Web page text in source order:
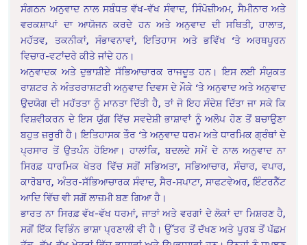
ਸੰਗਠਨ ਅਨੁਵਾਦ ਨਾਲ ਸਬੰਧਤ ਵੱਖ-ਵੱਖ ਸੰਵਾਦ, ਸਿੰਪੋਜ਼ੀਅਮ, ਸੈਮੀਨਾਰ ਅਤੇ
ਵਰਕਸ਼ਾਪਾਂ ਦਾ ਆਯੋਜਨ ਕਰਦੇ ਹਨ ਅਤੇ ਅਨੁਵਾਦ ਦੀ ਸਥਿਤੀ, ਹਾਲਾਤ,
ਮਹੱਤਵ, ਤਕਨੀਕਾਂ, ਸੰਭਾਵਨਾਵਾਂ, ਇਤਿਹਾਸ ਅਤੇ ਭਵਿੱਖ ‘ਤੇ ਅਰਥਪੂਰਨ
ਵਿਚਾਰ-ਵਟਾਂਦਰੇ ਕੀਤੇ ਜਾਂਦੇ ਹਨ।
ਅਨੁਵਾਦਕ ਅਤੇ ਦੁਭਾਸ਼ੀਏ ਸੱਭਿਆਚਾਰਕ ਰਾਜਦੂਤ ਹਨ। ਇਸ ਲਈ ਸੰਯੁਕਤ
ਰਾਸ਼ਟਰ ਨੇ ਅੰਤਰਰਾਸ਼ਟਰੀ ਅਨੁਵਾਦ ਦਿਵਸ ਦੇ ਮੌਕੇ ‘ਤੇ ਅਨੁਵਾਦ ਅਤੇ ਅਨੁਵਾਦ
ਉਦਯੋਗ ਦੀ ਮਹੱਤਤਾ ਨੂੰ ਮਾਨਤਾ ਦਿੱਤੀ ਹੈ, ਤਾਂ ਜੋ ਇਹ ਸੰਦੇਸ਼ ਦਿੱਤਾ ਜਾ ਸਕੇ ਕਿ
ਵਿਸ਼ਵੀਕਰਨ ਦੇ ਇਸ ਯੁੱਗ ਵਿੱਚ ਸਵਦੇਸ਼ੀ ਭਾਸ਼ਾਵਾਂ ਨੂੰ ਅਲੋਪ ਹੋਣ ਤੋਂ ਬਚਾਉਣਾ
ਬਹੁਤ ਜ਼ਰੂਰੀ ਹੈ। ਇਤਿਹਾਸਕ ਤੌਰ ‘ਤੇ ਅਨੁਵਾਦ ਧਰਮ ਅਤੇ ਧਾਰਮਿਕ ਗ੍ਰੰਥਾਂ ਦੇ
ਪ੍ਰਸਾਰ ਤੋਂ ਉਤਪੰਨ ਹੋਇਆ। ਹਾਲਾਂਕਿ, ਬਦਲਦੇ ਸਮੇਂ ਦੇ ਨਾਲ ਅਨੁਵਾਦ ਨਾ
ਸਿਰਫ਼ ਧਾਰਮਿਕ ਖੇਤਰ ਵਿੱਚ ਸਗੋਂ ਸਭਿਅਤਾ, ਸਭਿਆਚਾਰ, ਸੰਚਾਰ, ਵਪਾਰ,
ਕਾਰੋਬਾਰ, ਅੰਤਰ-ਸੱਭਿਆਚਾਰਕ ਸੰਵਾਦ, ਸੈਰ-ਸਪਾਟਾ, ਸਾਫਟਵੇਅਰ, ਇੰਟਰਨੈੱਟ
ਆਦਿ ਵਿੱਚ ਵੀ ਸਗੋਂ ਲਾਜ਼ਮੀ ਬਣ ਗਿਆ ਹੈ।
ਭਾਰਤ ਨਾ ਸਿਰਫ਼ ਵੱਖ-ਵੱਖ ਧਰਮਾਂ, ਜਾਤਾਂ ਅਤੇ ਵਰਗਾਂ ਦੇ ਲੋਕਾਂ ਦਾ ਮਿਸ਼ਰਣ ਹੈ,
ਸਗੋਂ ਇੱਕ ਵਿਭਿੰਨ ਭਾਸ਼ਾ ਪ੍ਰਣਾਲੀ ਵੀ ਹੈ। ਉੱਤਰ ਤੋਂ ਦੱਖਣ ਅਤੇ ਪੂਰਬ ਤੋਂ ਪੱਛਮ